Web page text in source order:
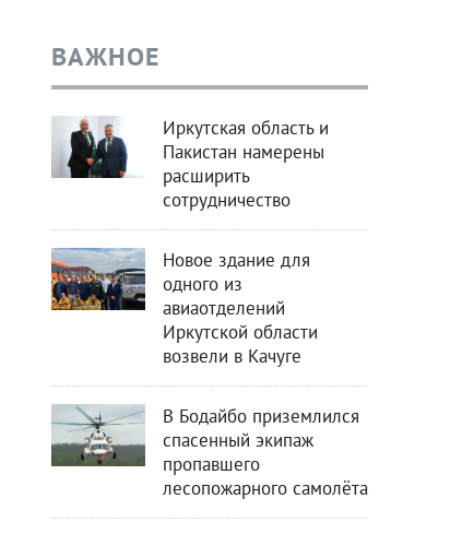
ВАЖНОЕ
Иркутская область и
Пакистан намерены
расширить
сотрудничество
Новое здание для
одного из
авиаотделений
Иркутской области
возвели в Качуге
В Бодайбо приземлился
спасенный экипаж
пропавшего
лесопожарного самолёта